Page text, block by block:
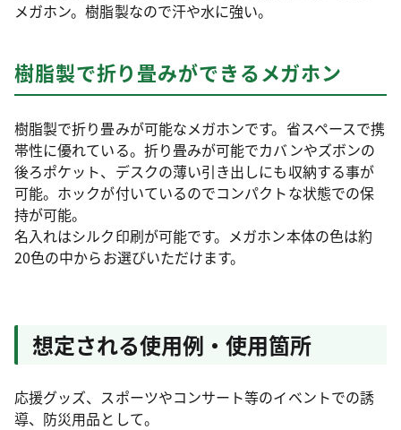
メガホン。樹脂製なので汗や水に強い。
樹脂製で折り畳みができるメガホン
樹脂製で折り畳みが可能なメガホンです。省スペースで携
帯性に優れている。折り畳みが可能でカバンやズボンの
後ろポケット、デスクの薄い引き出しにも収納する事が
可能。ホックが付いているのでコンパクトな状態での保
持が可能。
名入れはシルク印刷が可能です。メガホン本体の色は約
20色の中からお選びいただけます。
想定される使用例・使用箇所
応援グッズ、スポーツやコンサート等のイベントでの誘
導、防災用品として。